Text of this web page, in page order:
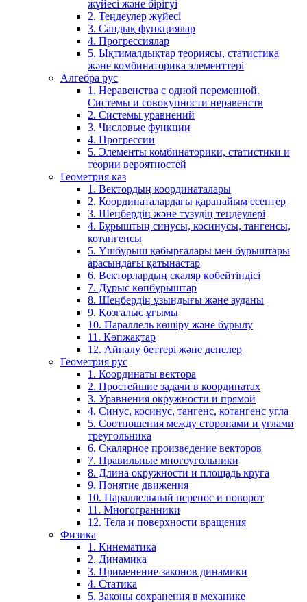
жүйесі және бірігуі
2. Теңдеулер жүйесі
3. Сандық функциялар
4. Прогрессиялар
5. Ықтималдықтар теориясы, статистика
және комбинаторика элементтері
Алгебра рус
1. Неравенства с одной переменной.
Системы и совокупности неравенств
2. Системы уравнений
3. Числовые функции
4. Прогрессии
5. Элементы комбинаторики, статистики и
теории вероятностей
Геометрия каз
1. Вектордың координаталары
2. Координаталардағы қарапайым есептер
3. Шеңбердің және түзудің теңдеулері
4. Бұрыштың синусы, косинусы, тангенсы,
котангенсы
5. Үшбұрыш қабырғалары мен бұрыштары
арасындағы қатынастар
6. Векторлардың скаляр көбейтіндісі
7. Дұрыс көпбұрыштар
8. Шеңбердің ұзындығы және ауданы
9. Қозғалыс ұғымы
10. Параллель көшіру және бұрылу
11. Көпжақтар
12. Айналу беттері және денелер
Геометрия рус
1. Координаты вектора
2. Простейшие задачи в координатах
3. Уравнения окружности и прямой
4. Синус, косинус, тангенс, котангенс угла
5. Соотношения между сторонами и углами
треугольника
6. Скалярное произведение векторов
7. Правильные многоугольники
8. Длина окружности и площадь круга
9. Понятие движения
10. Параллельный перенос и поворот
11. Многогранники
12. Тела и поверхности вращения
Физика
1. Кинематика
2. Динамика
3. Применение законов динамики
4. Статика
5. Законы сохранения в механике